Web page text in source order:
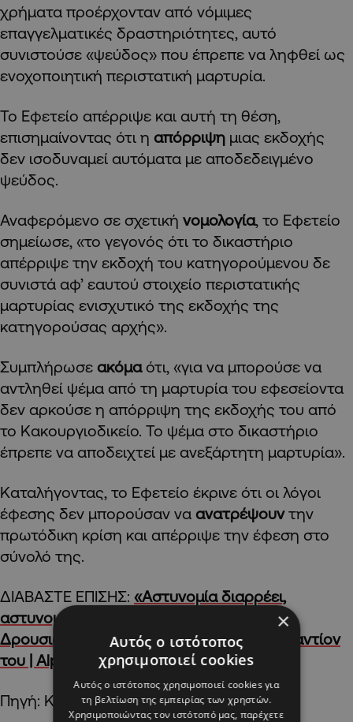
χρήματα προέρχονταν από νόμιμες
επαγγελματικές δραστηριότητες, αυτό
συνιστούσε «ψεύδος» που έπρεπε να ληφθεί ως
ενοχοποιητική περιστατική μαρτυρία.
Το Εφετείο απέρριψε και αυτή τη θέση,
επισημαίνοντας ότι η απόρριψη μιας εκδοχής
δεν ισοδυναμεί αυτόματα με αποδεδειγμένο
ψεύδος.
Αναφερόμενο σε σχετική νομολογία, το Εφετείο
σημείωσε, «το γεγονός ότι το δικαστήριο
απέρριψε την εκδοχή του κατηγορούμενου δε
συνιστά αφ’ εαυτού στοιχείο περιστατικής
μαρτυρίας ενισχυτικό της εκδοχής της
κατηγορούσας αρχής».
Συμπλήρωσε ακόμα ότι, «για να μπορούσε να
αντληθεί ψέμα από τη μαρτυρία του εφεσείοντα
δεν αρκούσε η απόρριψη της εκδοχής του από
το Κακουργιοδικείο. Το ψέμα στο δικαστήριο
έπρεπε να αποδειχτεί με ανεξάρτητη μαρτυρία».
Καταλήγοντας, το Εφετείο έκρινε ότι οι λόγοι
έφεσης δεν μπορούσαν να ανατρέψουντην
πρωτόδικη κρίση και απέρριψε την έφεση στο
σύνολό της.
ΔΙΑΒΑΣΤΕ ΕΠΙΣΗΣ: «Αστυνομία διαρρέει,
αστυνομία διαψεύδει»: Επανέρχεται ο
Δρουσιώτης για το ένταλμα σύλληψης εναντίον
του | AlphaNews
Πηγή: ΚΥΠΕ
×
Αυτός ο ιστότοπος
χρησιμοποιεί cookies
Αυτός ο ιστότοπος χρησιμοποιεί cookies για
τη βελτίωση της εμπειρίας των χρηστών.
Χρησιμοποιώντας τον ιστότοπό μας, παρέχετε